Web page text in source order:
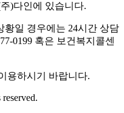
)다인에 있습니다.
황일 경우에는 24시간 상담
0199 혹은 보건복지콜센
용하시기 바랍니다.